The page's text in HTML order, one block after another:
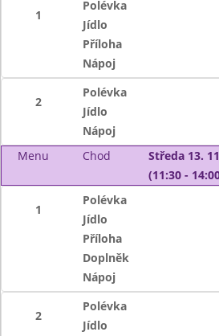
1
Polévka
Jídlo
Příloha
Nápoj
2
Polévka
Jídlo
Nápoj
Menu
Chod
Středa 13.
(11:30 -
1
Polévka
Jídlo
Příloha
Doplněk
Nápoj
2
Polévka
Jídlo